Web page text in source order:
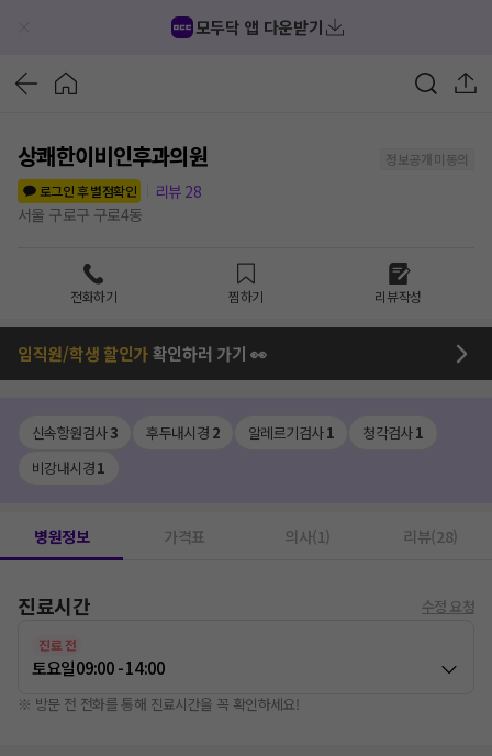
모두닥 앱 다운받기
상쾌한이비인후과의원
정보공개 미동의
로그인 후 별점확인
리뷰 28
서울 구로구 구로4동
전화하기 찜하기 리뷰작성
임직원/학생 할인가확인하러 가기 👀
신속항원검사3 후두내시경 2 알레르기검사1 청각검사1
비강내시경1
병원정보 가격표 의사(1) 리뷰(28)
진료시간 수정 요청
진료 전
토요일09:00 - 14:00
※ 방문 전 전화를 통해 진료시간을 꼭 확인하세요!